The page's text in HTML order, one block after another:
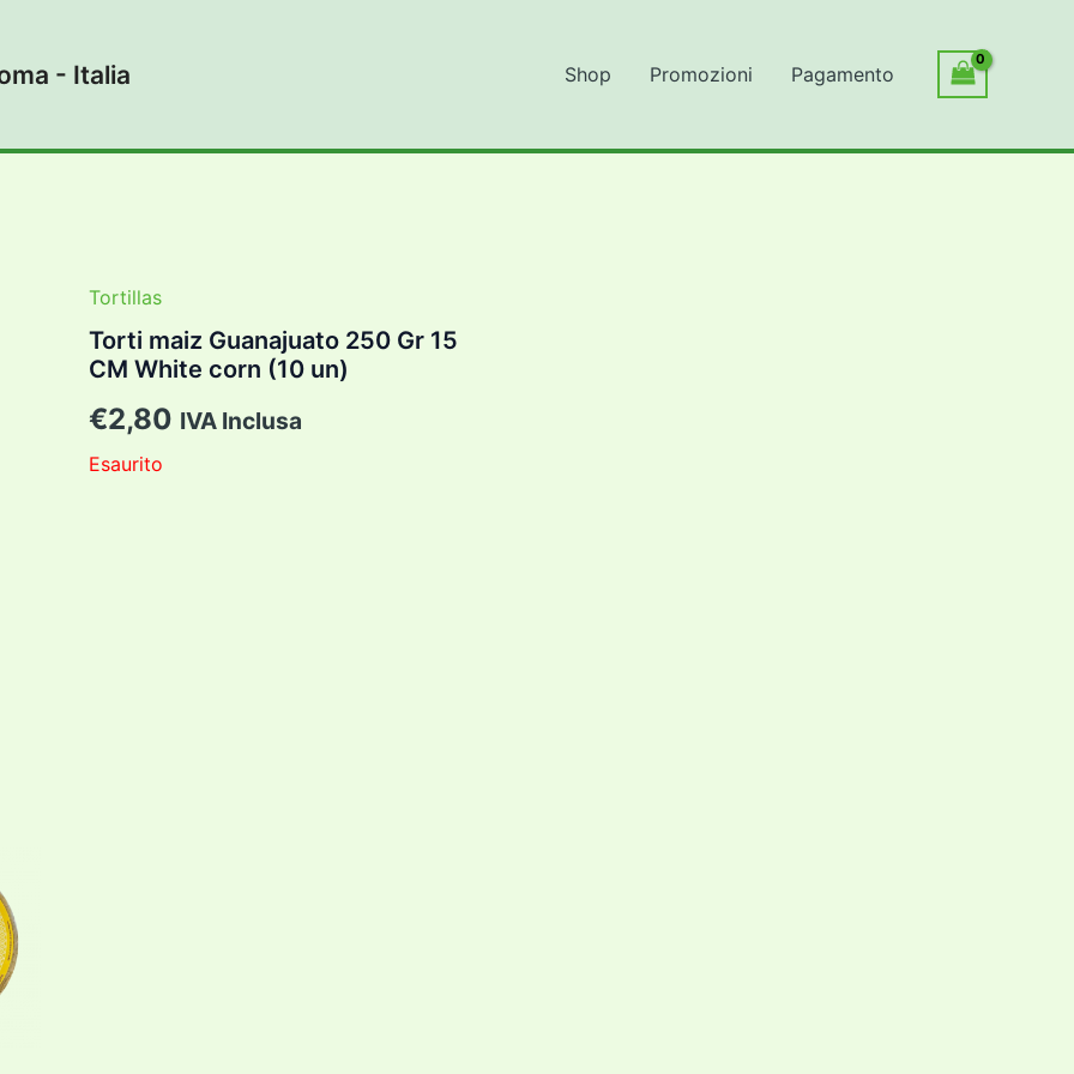
- Italia Shop Promozioni Pagamento
Tortillas
Torti maiz Guanajuato 250 Gr 15
CM White corn (10 un)
€2,80 IVA Inclusa
Esaurito